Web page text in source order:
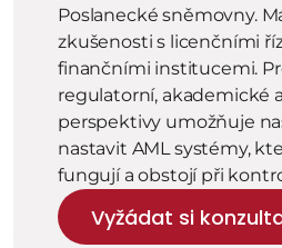
Poslanecké sněmovny.
zkušenosti s licenčními
finančními institucemi.
regulatorní, akademické
perspektivy umožňuje
nastavit AML systémy,
fungují a obstojí při
Vyžádat si